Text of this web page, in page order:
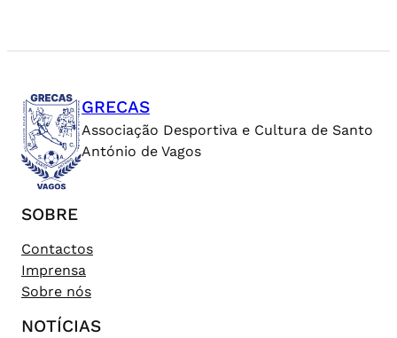
GRECAS
Associação Desportiva e Cultura de Santo
António de Vagos
SOBRE
Contactos
Imprensa
Sobre nós
NOTÍCIAS